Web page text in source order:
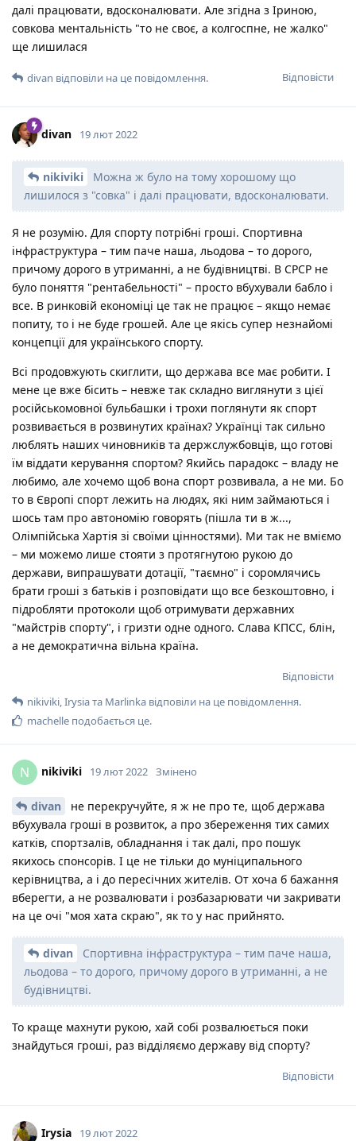
далі працювати, вдосконалювати. Але згідна з Іриною,
совкова ментальність "то не своє, а колгоспне, не жалко"
ще лишилася
Відповісти
divan відповіли на це повідомлення.
divan 19 лют 2022
nikiviki
Можна ж було на тому хорошому що
лишилося з "совка" і далі працювати, вдосконалювати.
Я не розумію. Для спорту потрібні гроші. Спортивна
інфраструктура – тим паче наша, льодова – то дорого,
причому дорого в утриманні, а не будівництві. В СРСР не
було поняття "рентабельності" – просто вбухували бабло і
все. В ринковій економіці це так не працює – якщо немає
попиту, то і не буде грошей. Але це якісь супер незнайомі
концепції для українського спорту.
Всі продовжують скиглити, що держава все має робити. І
мене це вже бісить – невже так складно виглянути з цієї
російськомовної бульбашки і трохи поглянути як спорт
розвивається в розвинутих країнах? Українці так сильно
люблять наших чиновників та держслужбовців, що готові
їм віддати керування спортом? Якийсь парадокс – владу не
любимо, але хочемо щоб вона спорт розвивала, а не ми. Бо
то в Європі спорт лежить на людях, які ним займаються і
шось там про автономію говорять (пішла ти в ж...,
Олімпійська Хартія зі своїми цінностями). Ми так не вміємо
– ми можемо лише стояти з протягнутою рукою до
держави, випрашувати дотації, "таємно" і соромлячись
брати гроші з батьків і розповідати що все безкоштовно, і
підробляти протоколи щоб отримувати державних
"майстрів спорту", і гризти одне одного. Слава КПСС, блін,
а не демократична вільна країна.
Відповісти
nikiviki,Irysiaта Marlinka відповіли на це повідомлення.
machelle подобається це.
N nikiviki 19 лют 2022 Змінено
divan
не перекручуйте, я ж не про те, щоб держава
вбухувала гроші в розвиток, а про збереження тих самих
катків, спортзалів, обладнання і так далі, про пошук
якихось спонсорів. І це не тільки до муніципального
керівництва, а і до пересічних жителів. От хоча б бажання
вберегти, а не розвалювати і розбазарювати чи закривати
на це очі "моя хата скраю", як то у нас прийнято.
divan
Спортивна інфраструктура – тим паче наша,
льодова – то дорого, причому дорого в утриманні, а не
будівництві.
То краще махнути рукою, хай собі розвалюється поки
знайдуться гроші, раз відділяємо державу від спорту?
Відповісти
Irysia 19 лют 2022